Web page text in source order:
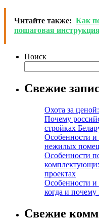
Читайте также: Как
пошаговая
Поиск
Свежие
Охота за
Почему
стройках
Особенности и
нежилых
Особенности
проектах
Особенности и
когда и
Свежие